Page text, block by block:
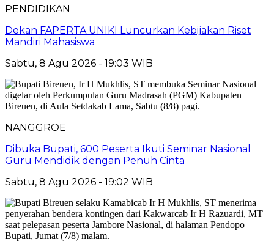
PENDIDIKAN
Dekan FAPERTA UNIKI Luncurkan Kebijakan Riset
Mandiri Mahasiswa
Sabtu, 8 Agu 2026 - 19:03 WIB
NANGGROE
Dibuka Bupati, 600 Peserta Ikuti Seminar Nasional
Guru Mendidik dengan Penuh Cinta
Sabtu, 8 Agu 2026 - 19:02 WIB